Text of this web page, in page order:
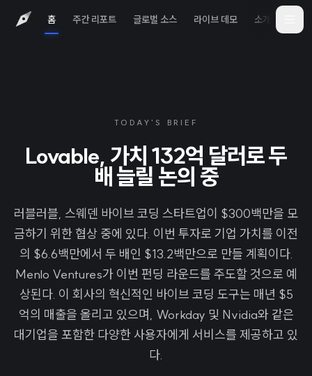
홈 주간 리포트 글로벌 소스 라이브 데모 소개
TODAY'S BRIEF
Lovable, 가치 132억 달러로 두
배 늘릴 논의 중
러블러블, 스웨덴 바이브 코딩 스타트업이 $300백만을 모
금하기 위한 협상 중에 있다. 이번 투자로 기업 가치를 이전
의 $6.6백만에서 두 배인 $13.2백만으로 만들 계획이다.
Menlo Ventures가 이번 펀딩 라운드를 주도할 것으로 예
상된다. 이 회사의 혁신적인 바이브 코딩 도구는 매년 $5
억의 매출을 올리고 있으며, Workday 및 Nvidia와 같은
대기업을 포함한 다양한 사용자에게 서비스를 제공하고 있
다.